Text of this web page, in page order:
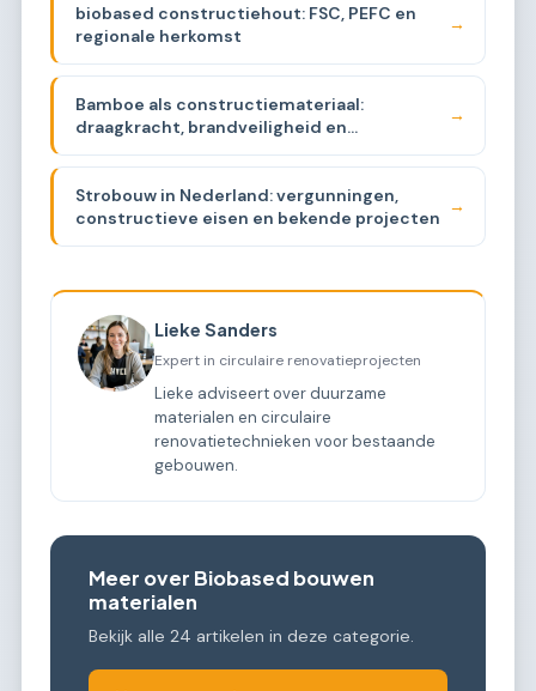
biobased constructiehout: FSC, PEFC en
regionale herkomst
→
Bamboe als constructiemateriaal:
draagkracht, brandveiligheid en
→
Strobouw in Nederland: vergunningen,
constructieve eisen en bekende projecten
→
Lieke Sanders
Expert in circulaire renovatieprojecten
Lieke adviseert over duurzame
materialen en circulaire
renovatietechnieken voor bestaande
gebouwen.
Meer over Biobased bouwen
materialen
Bekijk alle 24 artikelen in deze categorie.